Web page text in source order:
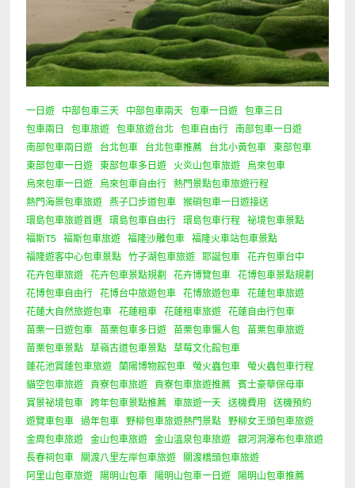
一日遊 中部包車三天 中部包車兩天 包車一日遊
包車三日
包車兩日
包車旅遊 包車旅遊台北 包車自由行
南部包車一日遊
南部包車兩日遊
台北包車 台北包車推薦 台北小黃包車
東部包車
東部包車一日遊
東部包車多日遊 火炎山包車旅遊
烏來包車
烏來包車一日遊
烏來包車自由行
熱門景點包車旅遊行程
熱門海景包車旅遊
燕子口步道包車
猴硐包車一日遊接送
環島包車旅遊首選
環島包車自由行 環島包車行程
祕境包車景點
福斯T5
福斯包車旅遊 福隆沙雕包車
福隆火車站包車景點
福隆遊客中心包車景點
竹子湖包車旅遊 耶誕包車
花卉包車台中
花卉包車旅遊
花卉包車景點規劃 花卉博覽包車
花博包車景點規劃
花博包車自由行
花博台中旅遊包車 花博旅遊包車
花蓮包車旅遊
花蓮大自然旅遊包車
花蓮租車 花蓮租車旅遊
花蓮自由行包車
苗栗一日遊包車
苗栗包車多日遊 苗栗包車懶人包
苗栗包車旅遊
苗栗包車景點
草嶺古道包車景點
草莓文化館包車
蓮花池賞蓮包車旅遊
蘭陽博物館包車 螢火蟲包車
螢火蟲包車行程
貓空包車旅遊
貢寮包車旅遊 貢寮包車旅遊推薦
賓士豪華保母車
賞景祕境包車
跨年包車景點推薦 車旅遊一天 送機費用
送機預約
遊覽車包車
過年包車 野柳包車旅遊熱門景點
野柳女王頭包車旅遊
金周包車旅遊
金山包車旅遊 金山溫泉包車旅遊
銀河洞瀑布包車旅遊
長春祠包車
關渡八里左岸包車旅遊
關渡橋頭包車旅遊
阿里山包車旅遊
陽明山包車 陽明山包車一日遊 陽明山包車推薦